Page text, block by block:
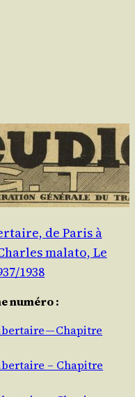
de Paris à
malato, Le
1938
numéro :
— Chapitre
– Chapitre